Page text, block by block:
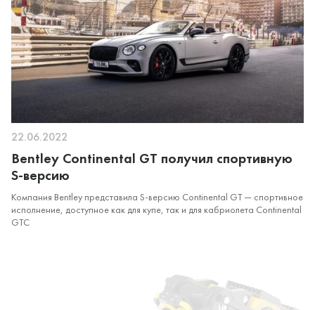
22.06.2022
Bentley Continental GT получил спортивную
S-версию
Компания Bentley представила S-версию Continental GT — спортивное
исполнение, доступное как для купе, так и для кабриолета Continental
GTC